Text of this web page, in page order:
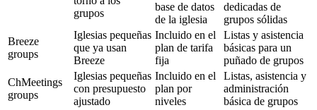
grupos
base de datos
de la iglesia
dedicadas de
grupos sólidas
Breeze
groups
Iglesias pequeñas
que ya usan
Breeze
Incluido en el
plan de tarifa
fija
Listas y asistencia
básicas para un
puñado de grupos
ChMeetings
groups
Iglesias pequeñas
con presupuesto
ajustado
Incluido en el
plan por
niveles
Listas, asistencia y
administración
básica de grupos